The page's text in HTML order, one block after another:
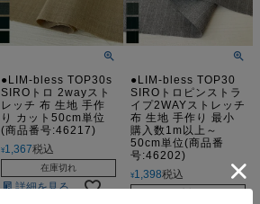
●LIM-bless TOP30s
SIROトロ 2wayスト
レッチ 布 生地 手作
り カット50cm単位
(商品番号:46217)
¥1,367税込
在庫切れ
詳細を見る
●LIM-bless TOP30
SIROトロピンストラ
イプ2WAYストレッチ
布 生地 手作り 最小
購入数1m以上～
50cm単位(商品番
号:46202)
¥1,398税込